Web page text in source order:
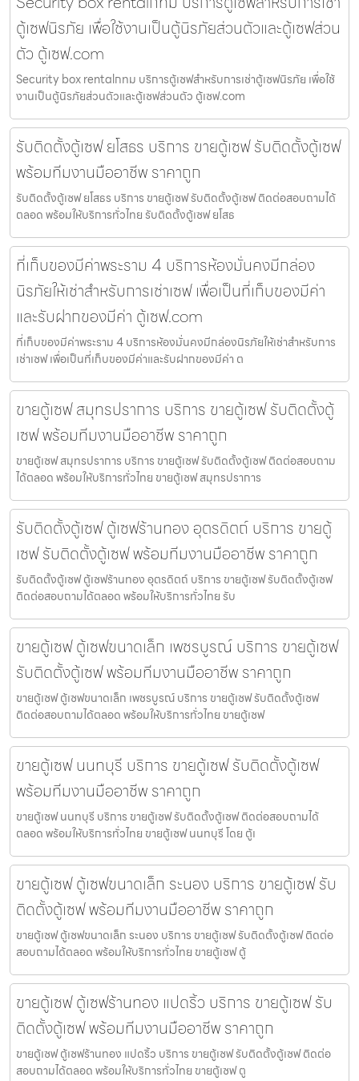
ตู้เซฟนิรภัย เพื่อใช้งานเป็นตู้นิรภัยส่วนตัวและตู้เซฟส่วน
ตัว ตู้เซฟ.com
Security box rentalกทม บริการตู้เซฟสำหรับการเช่าตู้เซฟนิรภัย เพื่อใช้
งานเป็นตู้นิรภัยส่วนตัวและตู้เซฟส่วนตัว ตู้เซฟ.com
รับติดตั้งตู้เซฟ ยโสธร บริการ ขายตู้เซฟ รับติดตั้งตู้เซฟ
พร้อมทีมงานมืออาชีพ ราคาถูก
รับติดตั้งตู้เซฟ ยโสธร บริการ ขายตู้เซฟ รับติดตั้งตู้เซฟ ติดต่อสอบถามได้
ตลอด พร้อมให้บริการทั่วไทย รับติดตั้งตู้เซฟ ยโสธ
ที่เก็บของมีค่าพระราม 4 บริการห้องมั่นคงมีกล่อง
นิรภัยให้เช่าสำหรับการเช่าเซฟ เพื่อเป็นที่เก็บของมีค่า
และรับฝากของมีค่า ตู้เซฟ.com
ที่เก็บของมีค่าพระราม 4 บริการห้องมั่นคงมีกล่องนิรภัยให้เช่าสำหรับการ
เช่าเซฟ เพื่อเป็นที่เก็บของมีค่าและรับฝากของมีค่า ต
ขายตู้เซฟ สมุทรปราการ บริการ ขายตู้เซฟ รับติดตั้งตู้
เซฟ พร้อมทีมงานมืออาชีพ ราคาถูก
ขายตู้เซฟ สมุทรปราการ บริการ ขายตู้เซฟ รับติดตั้งตู้เซฟ ติดต่อสอบถาม
ได้ตลอด พร้อมให้บริการทั่วไทย ขายตู้เซฟ สมุทรปราการ
รับติดตั้งตู้เซฟ ตู้เซฟร้านทอง อุตรดิตถ์ บริการ ขายตู้
เซฟ รับติดตั้งตู้เซฟ พร้อมทีมงานมืออาชีพ ราคาถูก
รับติดตั้งตู้เซฟ ตู้เซฟร้านทอง อุตรดิตถ์ บริการ ขายตู้เซฟ รับติดตั้งตู้เซฟ
ติดต่อสอบถามได้ตลอด พร้อมให้บริการทั่วไทย รับ
ขายตู้เซฟ ตู้เซฟขนาดเล็ก เพชรบูรณ์ บริการ ขายตู้เซฟ
รับติดตั้งตู้เซฟ พร้อมทีมงานมืออาชีพ ราคาถูก
ขายตู้เซฟ ตู้เซฟขนาดเล็ก เพชรบูรณ์ บริการ ขายตู้เซฟ รับติดตั้งตู้เซฟ
ติดต่อสอบถามได้ตลอด พร้อมให้บริการทั่วไทย ขายตู้เซฟ
ขายตู้เซฟ นนทบุรี บริการ ขายตู้เซฟ รับติดตั้งตู้เซฟ
พร้อมทีมงานมืออาชีพ ราคาถูก
ขายตู้เซฟ นนทบุรี บริการ ขายตู้เซฟ รับติดตั้งตู้เซฟ ติดต่อสอบถามได้
ตลอด พร้อมให้บริการทั่วไทย ขายตู้เซฟ นนทบุรี โดย ตู้เ
ขายตู้เซฟ ตู้เซฟขนาดเล็ก ระนอง บริการ ขายตู้เซฟ รับ
ติดตั้งตู้เซฟ พร้อมทีมงานมืออาชีพ ราคาถูก
ขายตู้เซฟ ตู้เซฟขนาดเล็ก ระนอง บริการ ขายตู้เซฟ รับติดตั้งตู้เซฟ ติดต่อ
สอบถามได้ตลอด พร้อมให้บริการทั่วไทย ขายตู้เซฟ ตู้
ขายตู้เซฟ ตู้เซฟร้านทอง แปดริ้ว บริการ ขายตู้เซฟ รับ
ติดตั้งตู้เซฟ พร้อมทีมงานมืออาชีพ ราคาถูก
ขายตู้เซฟ ตู้เซฟร้านทอง แปดริ้ว บริการ ขายตู้เซฟ รับติดตั้งตู้เซฟ ติดต่อ
สอบถามได้ตลอด พร้อมให้บริการทั่วไทย ขายตู้เซฟ ตู